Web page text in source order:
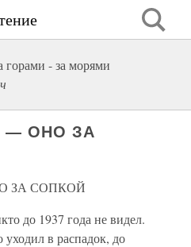
горами - за морями
— ОНО ЗА
ЗА СОПКОЙ
до 1937 года не видел.
в распадок, до